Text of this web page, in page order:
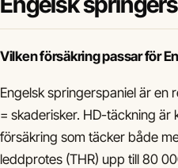
Vilken försäkring passar för
Engelsk springerspaniel är en
= skaderisker. HD-täckning är
försäkring som täcker både
leddprotes (THR) upp till 80